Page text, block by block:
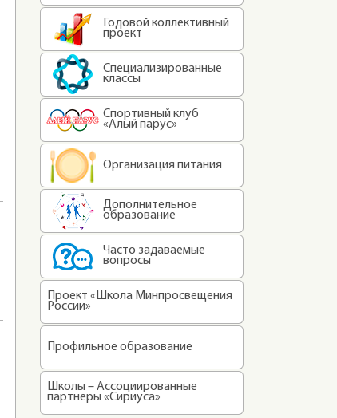
Годовой коллективный
проект
Специализированные
классы
Спортивный клуб
«Алый парус»
Организация питания
Дополнительное
образование
Часто задаваемые
вопросы
Проект «Школа Минпросвещения
России»
Профильное образование
Школы – Ассоциированные
партнеры «Сириуса»